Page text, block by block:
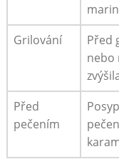
Grilování
Před
nebo
Před
pečením